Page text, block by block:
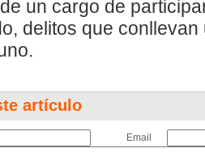
un cargo de
delitos que
artículo
Email